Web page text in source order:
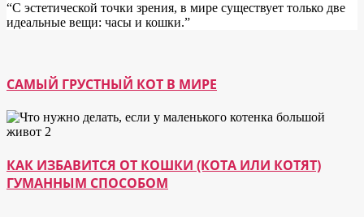
“С эстетической точки зрения, в мире существует только две
идеальные вещи: часы и кошки.”
САМЫЙ ГРУСТНЫЙ КОТ В МИРЕ
КАК ИЗБАВИТСЯ ОТ КОШКИ (КОТА ИЛИ КОТЯТ)
ГУМАННЫМ СПОСОБОМ